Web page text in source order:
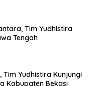
Tim Yudhistira
Tengah
Tim Yudhistira Kunjungi
Kabupaten Bekasi